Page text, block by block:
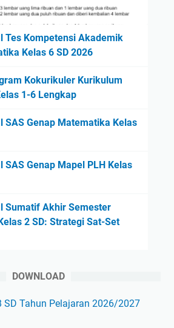
Tes Kompetensi Akademik
Kelas 6 SD 2026
Kokurikuler Kurikulum
1-6 Lengkap
SAS Genap Matematika Kelas
SAS Genap Mapel PLH Kelas
Sumatif Akhir Semester
2 SD: Strategi Sat-Set
DOWNLOAD
SD Tahun Pelajaran 2026/2027